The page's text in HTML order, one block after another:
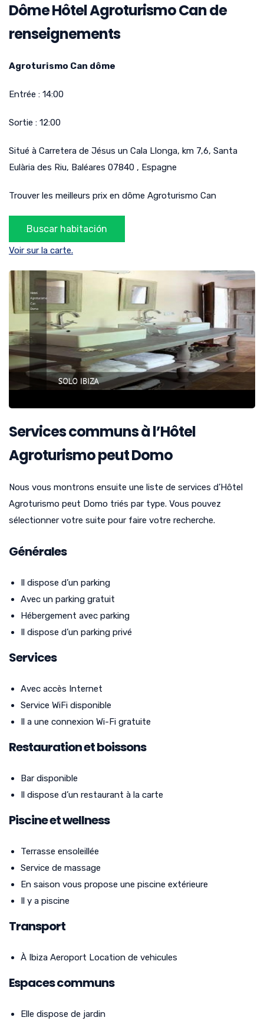
Dôme Hôtel Agroturismo Can de
renseignements
Agroturismo Can dôme
Entrée : 14:00
Sortie : 12:00
Situé à Carretera de Jésus un Cala Llonga, km 7,6, Santa
Eulària des Riu, Baléares 07840 , Espagne
Trouver les meilleurs prix en dôme Agroturismo Can
Voir sur la carte.
Services communs à l’Hôtel
Agroturismo peut Domo
Nous vous montrons ensuite une liste de services d’Hôtel
Agroturismo peut Domo triés par type. Vous pouvez
sélectionner votre suite pour faire votre recherche.
Générales
Il dispose d’un parking
Avec un parking gratuit
Hébergement avec parking
Il dispose d’un parking privé
Services
Avec accès Internet
Service WiFi disponible
Il a une connexion Wi-Fi gratuite
Restauration et boissons
Bar disponible
Il dispose d’un restaurant à la carte
Piscine et wellness
Terrasse ensoleillée
Service de massage
En saison vous propose une piscine extérieure
Il y a piscine
Transport
À Ibiza Aeroport Location de vehicules
Espaces communs
Elle dispose de jardin